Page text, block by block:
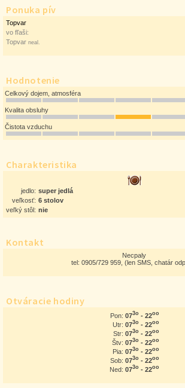
Ponuka pív
Topvar
vo fľaši:
Topvar neal.
Hodnotenie
Celkový dojem, atmosféra
Kvalita obsluhy
Čistota vzduchu
Charakteristika
jedlo: super jedlá
veľkosť: 6 stolov
veľký stôl: nie
Kontakt
Necpaly
tel: 0905/729 959, (len SMS, chatár
Otváracie hodiny
Pon: 073o - 22oo
Utr: 073o - 22oo
Str: 073o - 22oo
Štv: 073o - 22oo
Pia: 073o - 22oo
Sob: 073o - 22oo
Ned: 073o - 22oo